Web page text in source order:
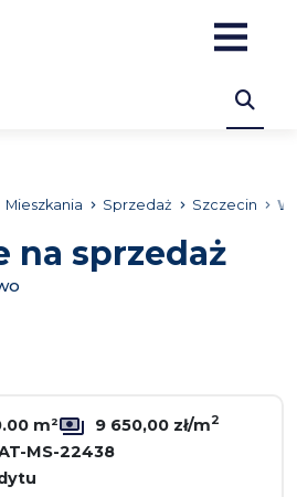
Mieszkania Sprzedaż Szczecin
na sprzedaż
m² 9 650,00 zł/m2
MS-22438